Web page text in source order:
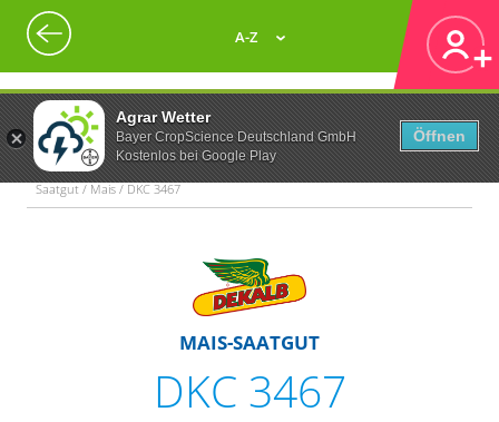
Agrar Wetter
Bayer CropScience Deutschland GmbH
Kostenlos bei Google Play
Öffnen
A-Z
Saatgut / Mais / DKC 3467
MAIS-SAATGUT
DKC 3467